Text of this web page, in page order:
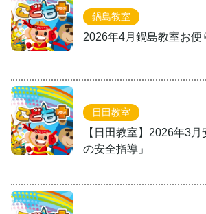
鍋島教室
2026年4月鍋島教室お便
日田教室
【日田教室】2026年3
の安全指導」